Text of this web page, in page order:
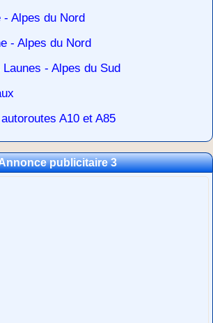
- Alpes du Nord
- Alpes du Nord
- Alpes du Sud
A10 et A85
publicitaire 3